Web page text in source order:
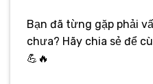
Bạn đã từng gặp phải
chưa? Hãy chia sẻ để
💪🔥